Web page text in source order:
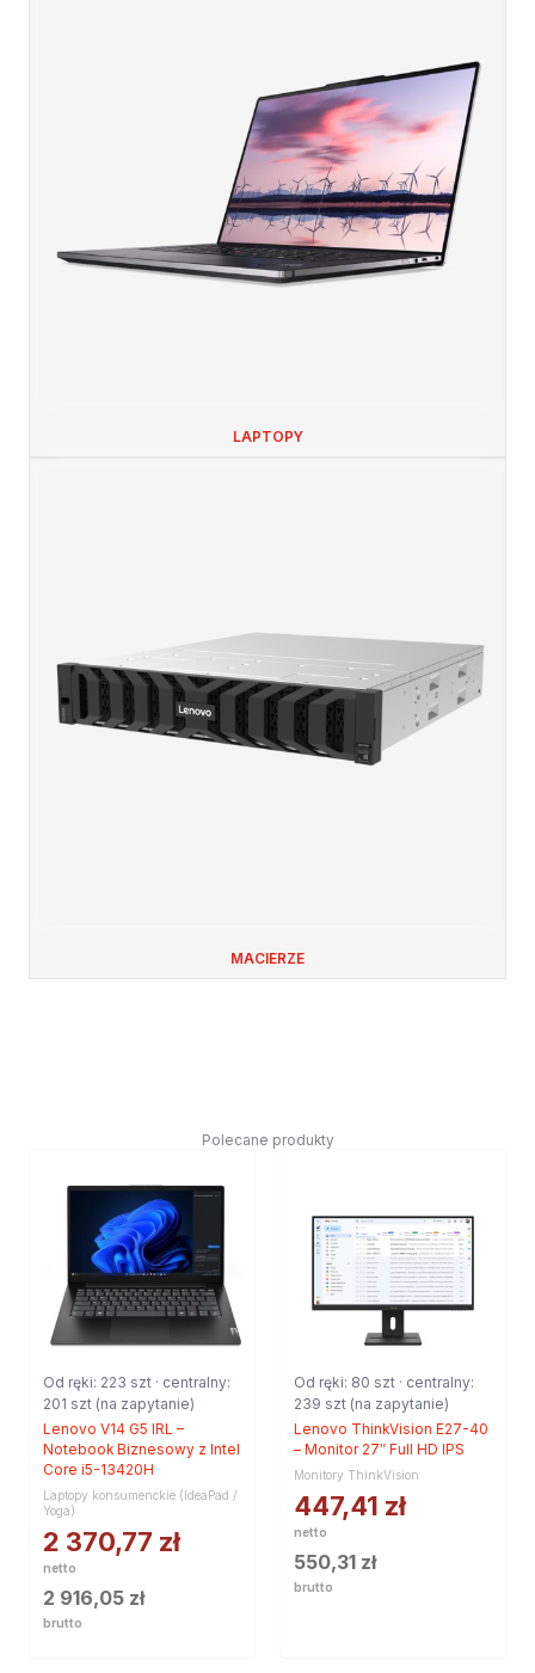
LAPTOPY
MACIERZE
Polecane produkty
Od ręki: 223 szt · centralny:
201 szt (na zapytanie)
Lenovo V14 G5 IRL –
Notebook Biznesowy z Intel
Core i5-13420H
Laptopy konsumenckie (IdeaPad /
Yoga)
2 370,77 zł
netto
2 916,05 zł
brutto
Od ręki: 80 szt · centralny:
239 szt (na zapytanie)
Lenovo ThinkVision E27-40
– Monitor 27″ Full HD IPS
Monitory ThinkVision
447,41 zł
netto
550,31 zł
brutto